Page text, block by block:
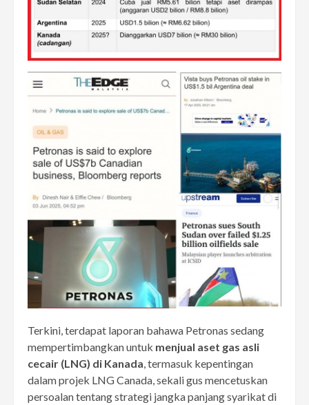
Terkini, terdapat laporan bahawa Petronas sedang
mempertimbangkan untuk menjual aset gas asli
cecair (LNG) di Kanada, termasuk kepentingan
dalam projek LNG Canada, sekali gus mencetuskan
persoalan tentang strategi jangka panjang syarikat di